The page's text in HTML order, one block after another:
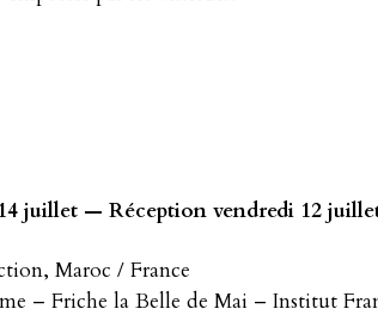
juillet — Réception vendredi 12
Maroc / France
– Friche la Belle de Mai – Institut